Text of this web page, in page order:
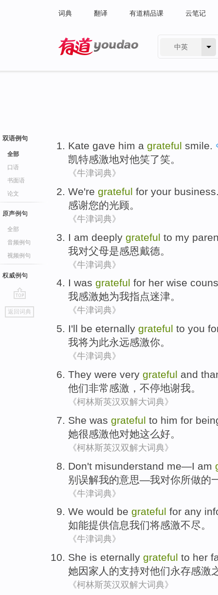
词典 翻译 有道精品课 云笔记
中英
双语例句
全部
口语
书面语
论文
原声例句
全部
音频例句
视频例句
权威例句
go
top
返回词典
Kate gave him a grateful smile.
凯特感激地对他笑了笑。
《牛津词典》
We're grateful for your business
感谢您的光顾。
《牛津词典》
I am deeply grateful to my
我对父母是感恩戴德 。
《牛津词典》
I was grateful for her wise
我感激她为我指点迷津。
《牛津词典》
I'll be eternally grateful to you
我将为此永远感激你。
《牛津词典》
They were very grateful and
他们非常感激 ，不停地谢我。
《柯林斯英汉双解大词典》
She was grateful to him for
她很感激他对她这么好。
《柯林斯英汉双解大词典》
Don't misunderstand me—I am
别 误解我的意思—我对你所做的
《牛津词典》
We would be grateful for any
如能提供信息我们将感激不尽。
《牛津词典》
She is eternally grateful to her
她因家人 的支持对他们永存感激
《柯林斯英汉双解大词典》